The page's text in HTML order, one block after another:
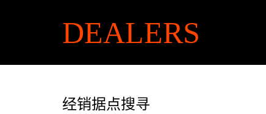
DEALERS
经销据点搜寻